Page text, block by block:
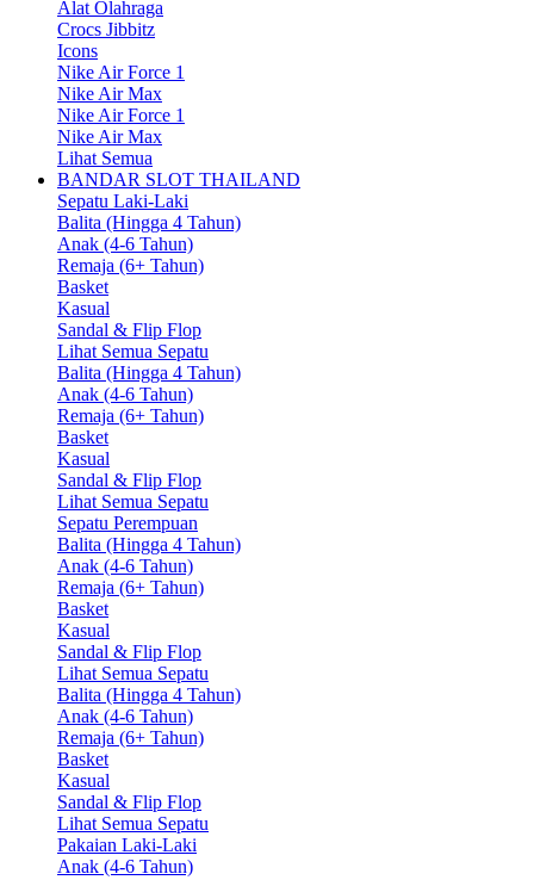
Alat Olahraga
Crocs Jibbitz
Icons
Nike Air Force 1
Nike Air Max
Nike Air Force 1
Nike Air Max
Lihat Semua
BANDAR SLOT THAILAND
Sepatu Laki-Laki
Balita (Hingga 4 Tahun)
Anak (4-6 Tahun)
Remaja (6+ Tahun)
Basket
Kasual
Sandal & Flip Flop
Lihat Semua Sepatu
Balita (Hingga 4 Tahun)
Anak (4-6 Tahun)
Remaja (6+ Tahun)
Basket
Kasual
Sandal & Flip Flop
Lihat Semua Sepatu
Sepatu Perempuan
Balita (Hingga 4 Tahun)
Anak (4-6 Tahun)
Remaja (6+ Tahun)
Basket
Kasual
Sandal & Flip Flop
Lihat Semua Sepatu
Balita (Hingga 4 Tahun)
Anak (4-6 Tahun)
Remaja (6+ Tahun)
Basket
Kasual
Sandal & Flip Flop
Lihat Semua Sepatu
Pakaian Laki-Laki
Anak (4-6 Tahun)